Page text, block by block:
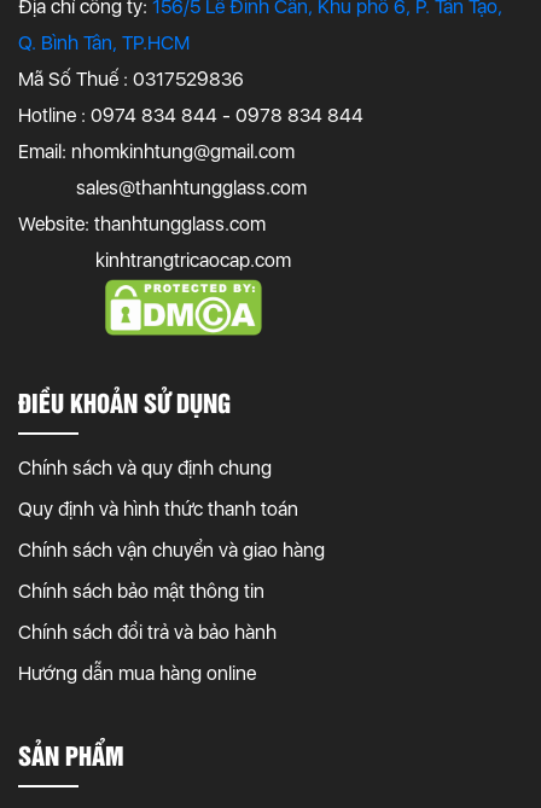
Địa chỉ công ty: 156/5 Lê Đình Cẩn, Khu phố 6, P. Tân Tạo,
Q. Bình Tân, TP.HCM
Mã Số Thuế : 0317529836
Hotline : 0974 834 844 - 0978 834 844
Email: nhomkinhtung@gmail.com
sales@thanhtungglass.com
Website: thanhtungglass.com
kinhtrangtricaocap.com
ĐIỀU KHOẢN SỬ DỤNG
Chính sách và quy định chung
Quy định và hình thức thanh toán
Chính sách vận chuyển và giao hàng
Chính sách bảo mật thông tin
Chính sách đổi trả và bảo hành
Hướng dẫn mua hàng online
SẢN PHẨM